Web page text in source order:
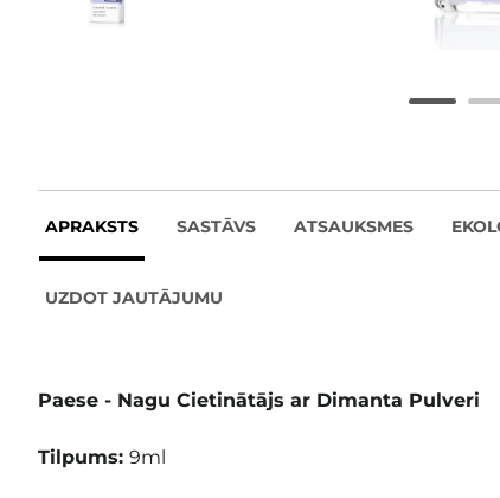
APRAKSTS SASTĀVS ATSAUKSMES
UZDOT JAUTĀJUMU
Paese - Nagu Cietinātājs ar Dimanta Pulveri
Tilpums: 9ml